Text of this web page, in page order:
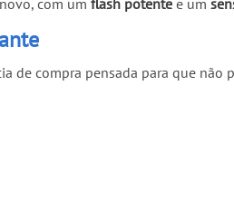
com umflash potente e um
de compra pensada para que não